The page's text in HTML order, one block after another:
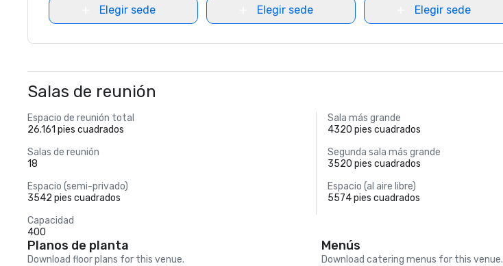
Elegir sede Elegir sede Elegir sede
Salas de reunión
Espacio de reunión total
26.161 pies cuadrados
Sala más grande
4320 pies cuadrados
Salas de reunión
18
Segunda sala más grande
3520 pies cuadrados
Espacio (semi-privado)
3542 pies cuadrados
Espacio (al aire libre)
5574 pies cuadrados
Capacidad
400
Planos de planta
Download floor plans for this venue.
Menús
Download catering menus for this venue.